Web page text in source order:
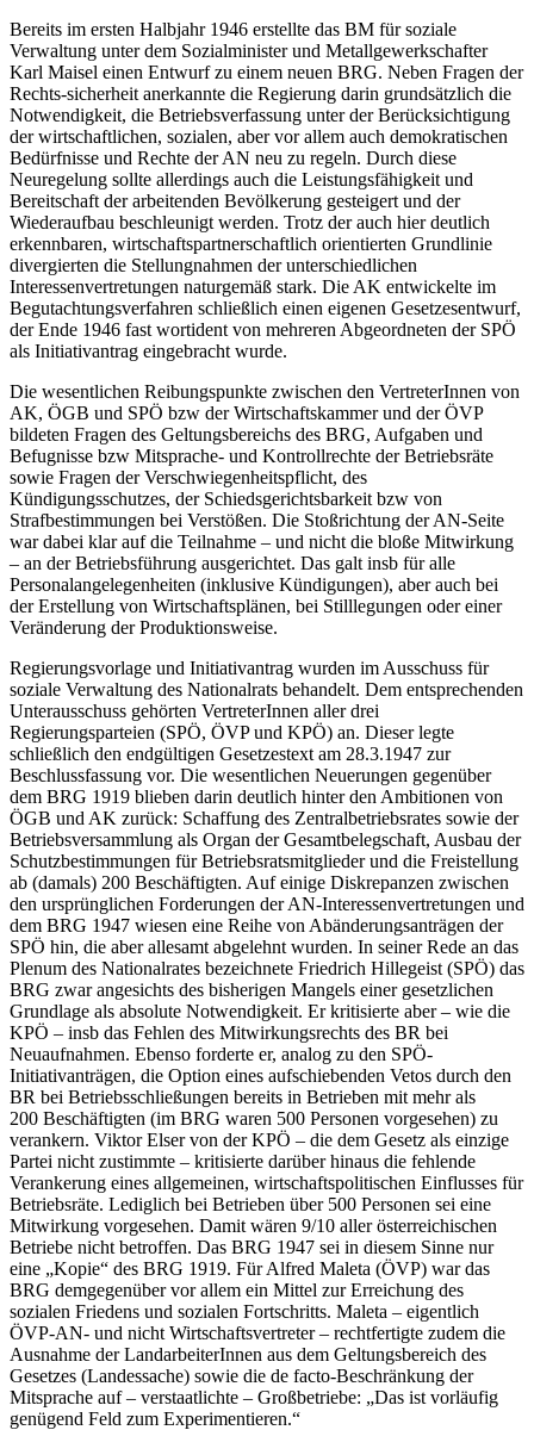
Bereits im ersten Halbjahr 1946 erstellte das BM für soziale
Verwaltung unter dem Sozialminister und Metallgewerkschafter
Karl Maisel einen Entwurf zu einem neuen BRG. Neben Fragen der
Rechts-sicherheit anerkannte die Regierung darin grundsätzlich die
Notwendigkeit, die Betriebsverfassung unter der Berücksichtigung
der wirtschaftlichen, sozialen, aber vor allem auch demokratischen
Bedürfnisse und Rechte der AN neu zu regeln. Durch diese
Neuregelung sollte allerdings auch die Leistungsfähigkeit und
Bereitschaft der arbeitenden Bevölkerung gesteigert und der
Wiederaufbau beschleunigt werden. Trotz der auch hier deutlich
erkennbaren, wirtschaftspartnerschaftlich orientierten Grundlinie
divergierten die Stellungnahmen der unterschiedlichen
Interessenvertretungen naturgemäß stark. Die AK entwickelte im
Begutachtungsverfahren schließlich einen eigenen Gesetzesentwurf,
der Ende 1946 fast wortident von mehreren Abgeordneten der SPÖ
als Initiativantrag eingebracht wurde.
Die wesentlichen Reibungspunkte zwischen den VertreterInnen von
AK, ÖGB und SPÖ bzw der Wirtschaftskammer und der ÖVP
bildeten Fragen des Geltungsbereichs des BRG, Aufgaben und
Befugnisse bzw Mitsprache- und Kontrollrechte der Betriebsräte
sowie Fragen der Verschwiegenheitspflicht, des
Kündigungsschutzes, der Schiedsgerichtsbarkeit bzw von
Strafbestimmungen bei Verstößen. Die Stoßrichtung der AN-Seite
war dabei klar auf die Teilnahme – und nicht die bloße Mitwirkung
– an der Betriebsführung ausgerichtet. Das galt insb für alle
Personalangelegenheiten (inklusive Kündigungen), aber auch bei
der Erstellung von Wirtschaftsplänen, bei Stilllegungen oder einer
Veränderung der Produktionsweise.
Regierungsvorlage und Initiativantrag wurden im Ausschuss für
soziale Verwaltung des Nationalrats behandelt. Dem entsprechenden
Unterausschuss gehörten VertreterInnen aller drei
Regierungsparteien (SPÖ, ÖVP und KPÖ) an. Dieser legte
schließlich den endgültigen Gesetzestext am 28.3.1947 zur
Beschlussfassung vor. Die wesentlichen Neuerungen gegenüber
dem BRG 1919 blieben darin deutlich hinter den Ambitionen von
ÖGB und AK zurück: Schaffung des Zentralbetriebsrates sowie der
Betriebsversammlung als Organ der Gesamtbelegschaft, Ausbau der
Schutzbestimmungen für Betriebsratsmitglieder und die Freistellung
ab (damals) 200 Beschäftigten. Auf einige Diskrepanzen zwischen
den ursprünglichen Forderungen der AN-Interessenvertretungen und
dem BRG 1947 wiesen eine Reihe von Abänderungsanträgen der
SPÖ hin, die aber allesamt abgelehnt wurden. In seiner Rede an das
Plenum des Nationalrates bezeichnete Friedrich Hillegeist (SPÖ) das
BRG zwar angesichts des bisherigen Mangels einer gesetzlichen
Grundlage als absolute Notwendigkeit. Er kritisierte aber – wie die
KPÖ – insb das Fehlen des Mitwirkungsrechts des BR bei
Neuaufnahmen. Ebenso forderte er, analog zu den SPÖ-
Initiativanträgen, die Option eines aufschiebenden Vetos durch den
BR bei Betriebsschließungen bereits in Betrieben mit mehr als
200 Beschäftigten (im BRG waren 500 Personen vorgesehen) zu
verankern. Viktor Elservon der KPÖ – die dem Gesetz als einzige
Partei nicht zustimmte – kritisierte darüber hinaus die fehlende
Verankerung eines allgemeinen, wirtschaftspolitischen Einflusses für
Betriebsräte. Lediglich bei Betrieben über 500 Personen sei eine
Mitwirkung vorgesehen. Damit wären 9/10 aller österreichischen
Betriebe nicht betroffen. Das BRG 1947 sei in diesem Sinne nur
eine „Kopie“ des BRG 1919. FürAlfred Maleta (ÖVP) war das
BRG demgegenüber vor allem ein Mittel zur Erreichung des
sozialen Friedens und sozialen Fortschritts. Maleta – eigentlich
ÖVP-AN- und nicht Wirtschaftsvertreter – rechtfertigte zudem die
Ausnahme der LandarbeiterInnen aus dem Geltungsbereich des
Gesetzes (Landessache) sowie die de facto-Beschränkung der
Mitsprache auf – verstaatlichte – Großbetriebe: „Das ist vorläufig
genügend Feld zum Experimentieren.“